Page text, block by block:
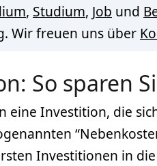
, Studium, Job und
. Wir freuen uns über
So sparen
eine Investition, die
Investitionen in